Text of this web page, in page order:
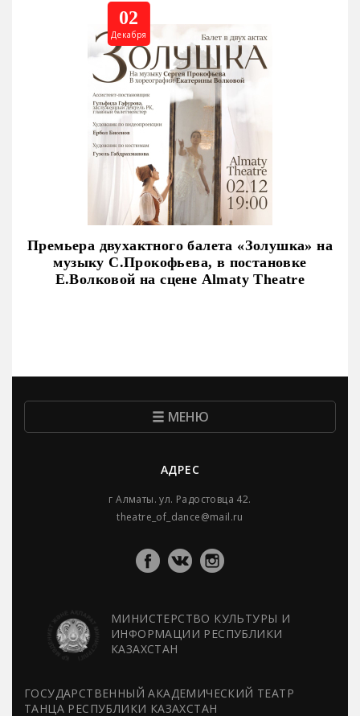
02
Декабря
Премьера двухактного балета «Золушка» на
музыку С.Прокофьева, в постановке
Е.Волковой на сцене Almaty Theatre
МЕНЮ
АДРЕС
г Алматы. ул. Радостовца 42.
theatre_of_dance@mail.ru
МИНИСТЕРСТВО КУЛЬТУРЫ И
ИНФОРМАЦИИ РЕСПУБЛИКИ
КАЗАХСТАН
ГОСУДАРСТВЕННЫЙ АКАДЕМИЧЕСКИЙ ТЕАТР
ТАНЦА РЕСПУБЛИКИ КАЗАХСТАН